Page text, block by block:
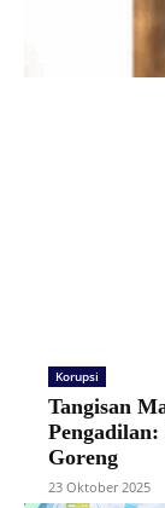
Korupsi
Tangisan
Goreng
23 Oktober 2025